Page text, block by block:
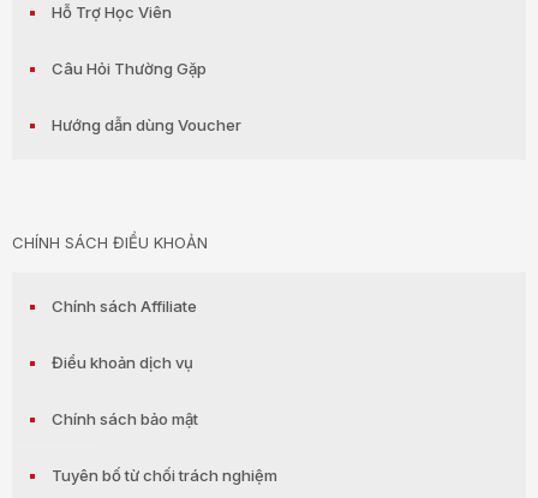
Hỗ Trợ Học Viên
Câu Hỏi Thường Gặp
Hướng dẫn dùng Voucher
CHÍNH SÁCH ĐIỀU KHOẢN
Chính sách Affiliate
Điều khoản dịch vụ
Chính sách bảo mật
Tuyên bố từ chối trách nghiệm